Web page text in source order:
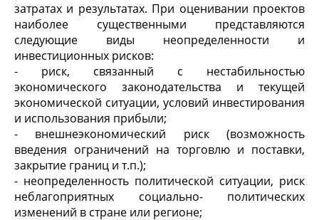
затратах и результатах. При оценивании проектов
наиболее существенными представляются
следующие виды неопределенности и
инвестиционных рисков:
- риск, связанный с нестабильностью
экономического законодательства и текущей
экономической ситуации, условий инвестирования
и использования прибыли;
- внешнеэкономический риск (возможность
введения ограничений на торговлю и поставки,
закрытие границ и т.п.);
- неопределенность политической ситуации, риск
неблагоприятных социально- политических
изменений в стране или регионе;